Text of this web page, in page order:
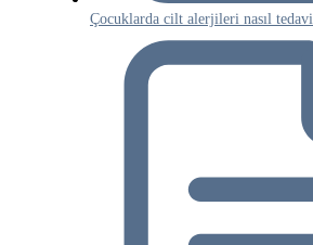
Çocuklarda cilt alerjileri nasıl